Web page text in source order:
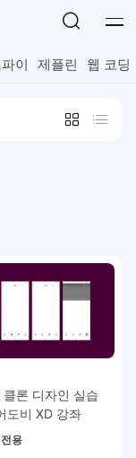
이 제플린 웹 코딩
클론 디자인 실습
도비 XD 강좌
용